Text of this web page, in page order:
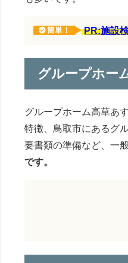
簡単！ PR:施設
グループホー
グループホーム高草あ
特徴、鳥取市にあるグ
要書類の準備など、一
です。